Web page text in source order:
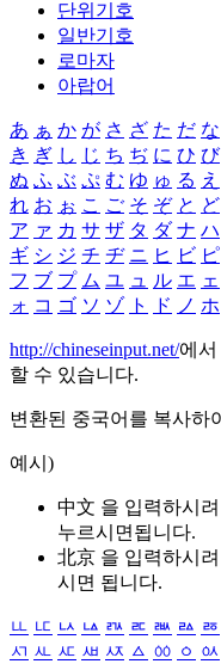
단위기호
일반기호
로마자
아랍어
あ ぁ か が さ ざ た だ な
き ぎ し じ ち ぢ に ひ び
ぬ ふ ぶ ぷ む ゆ ゅ る え
れ お ぉ こ ご そ ぞ と ど
ア ァ カ サ ザ タ ダ ナ ハ
ギ シ ジ チ ヂ ニ ヒ ビ ピ
フ ブ プ ム ユ ュ ル エ ェ
ォ コ ゴ ソ ゾ ト ド ノ ホ
http://chineseinput.net/에서
할 수 있습니다.
변환된 중국어를 복사하
예시)
中文 을 입력하시
누르시면됩니다.
北京 을 입력하시
시면 됩니다.
ㅥ ㅦ ㅧ ㅨ ㅩ ㅪ ㅫ ㅬ ㅭ
ㅺ ㅻ ㅼ ㅽ ㅾ ㅿ ㆀ ㆁ ㆂ